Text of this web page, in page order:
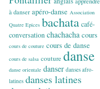
à danser apéro-danse Association
Quatre Epices bachata café-
conversation chachacha cours
cours de couture cours de danse
cours de salsa couture danse
danse orientale danser danses afro-
latines danses latines